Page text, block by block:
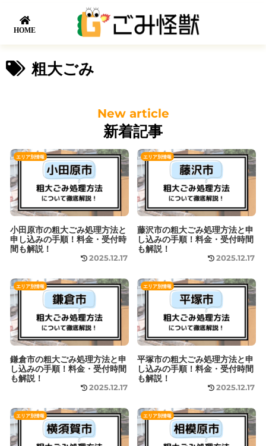
HOME
粗大ごみ
新着記事
エリア別情報
小田原市の粗大ごみ処理方法と
申し込みの手順！料金・受付時
間も解説！
2025.12.17
エリア別情報
藤沢市の粗大ごみ処理方法と申
し込みの手順！料金・受付時間
も解説！
2025.12.17
エリア別情報
鎌倉市の粗大ごみ処理方法と申
し込みの手順！料金・受付時間
も解説！
2025.12.17
エリア別情報
平塚市の粗大ごみ処理方法と申
し込みの手順！料金・受付時間
も解説！
2025.12.17
エリア別情報 エリア別情報